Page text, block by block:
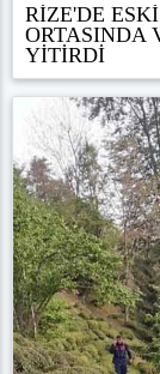
RİZE'DE
ORTASINDA
YİTİRDİ